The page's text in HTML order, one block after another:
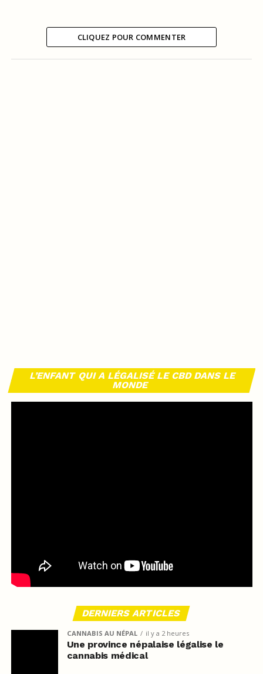
CLIQUEZ POUR COMMENTER
L’ENFANT QUI A LÉGALISÉ LE CBD DANS LE
MONDE
DERNIERS ARTICLES
CANNABIS AU NÉPAL il y a 2 heures
Une province népalaise légalise le
cannabis médical